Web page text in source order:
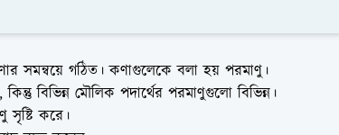
সমন্বয়ে গঠিত। কণাগুলেকে বলা হয় পরমাণু।
বিভিন্ন মৌলিক পদার্থের পরমাণুগুলো বিভিন্ন।
সৃষ্টি করে।